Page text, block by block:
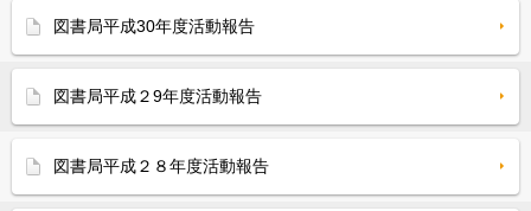
図書局平成30年度活動報告
図書局平成２9年度活動報告
図書局平成２８年度活動報告